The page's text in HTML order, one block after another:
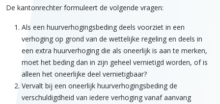
De kantonrechter formuleert de volgende vragen:
Als een huurverhogingsbeding deels voorziet in een
verhoging op grond van de wettelijke regeling en deels in
een extra huurverhoging die als oneerlijk is aan te merken,
moet het beding dan in zijn geheel vernietigd worden, of is
alleen het oneerlijke deel vernietigbaar?
Vervalt bij een oneerlijk huurverhogingsbeding de
verschuldigdheid van iedere verhoging vanaf aanvang